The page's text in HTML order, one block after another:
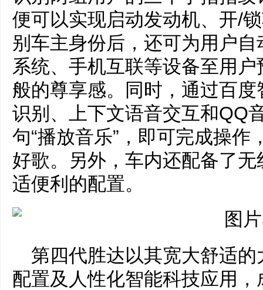
便可以实现启动发动机、开/
别车主身份后，还可为用户
系统、手机互联等设备至用
般的尊享感。同时，通过百
识别、上下文语音交互和QQ
句“播放音乐”，即可完成操
好歌。另外，车内还配备了
适便利的配置。
第四代胜达以其宽大舒适
配置及人性化智能科技应用